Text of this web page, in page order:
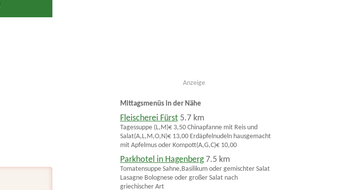
Anzeige
Mittagsmenüs in der Nähe
Fleischerei Fürst 5.7 km
Tagessuppe (L,M)€ 3,50 Chinapfanne mit Reis und
Salat(A,L,M,O,N)€ 13,00 Erdäpfelnudeln hausgemacht
mit Apfelmus oder Kompott(A,G,C)€ 10,00
Parkhotel in Hagenberg 7.5 km
Tomatensuppe Sahne,Basilikum oder gemischter Salat
Lasagne Bolognese oder großer Salat nach
griechischer Art